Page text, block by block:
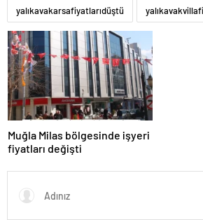
yalıkavakarsafiyatlarıdüştü
Muğla Milas bölgesinde işyeri
fiyatları değişti